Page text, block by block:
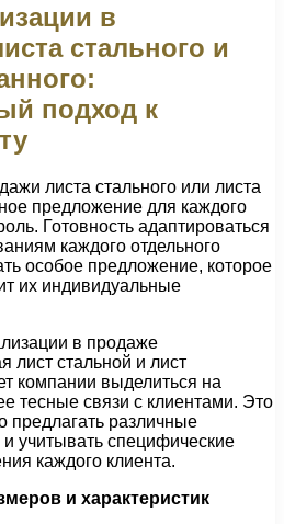
в
стального и
подход к
листа стального или листа
предложение для каждого
Готовность адаптироваться
каждого отдельного
особое предложение, которое
их индивидуальные
в продаже
лист стальной и лист
компании выделиться на
тесные связи с клиентами. Это
предлагать различные
учитывать специфические
каждого клиента.
и характеристик